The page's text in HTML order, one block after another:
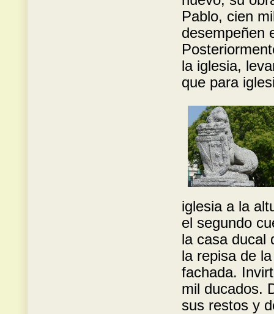
Pablo, cien
desempeñen
la iglesia,
que para
iglesia a la
el segundo
la casa ducal
la repisa de
fachada.
mil ducados.
sus restos y